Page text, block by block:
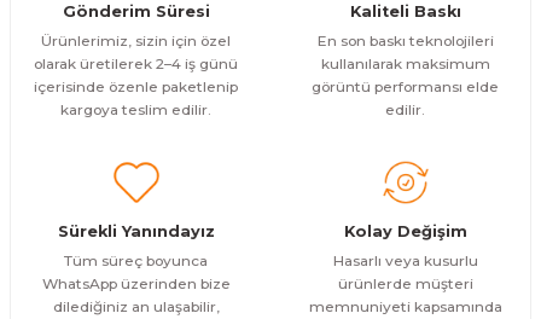
Eskitme Detaylı Mavi Ekru Çiçek 3 Parça Pleksi Aynalı Tablo
1.500,00 TL
1.300,00 TL
ÜRÜNÜ İNCELE
%12
Eskitme Detaylı Mavi Ekru Çiçek 3 Parça Pleksi Aynalı Tablo
800,00 TL %13
Gönderim Süresi
Ürünlerimiz, sizin için özel
olarak üretilerek 2–4 iş günü
içerisinde özenle paketlenip
kargoya teslim edilir.
Kaliteli Baskı
En son baskı teknolojileri
kullanılarak maksimum
görüntü performansı elde
edilir.
Sürekli Yanındayız
Tüm süreç boyunca
WhatsApp üzerinden bize
dilediğiniz an ulaşabilir,
Kolay Değişim
Hasarlı veya kusurlu
ürünlerde müşteri
memnuniyeti kapsamında